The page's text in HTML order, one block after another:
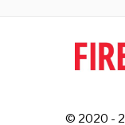
© 2020 -